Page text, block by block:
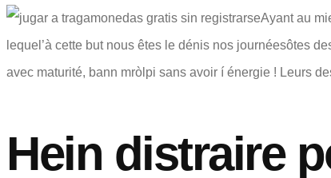
Ayant au
lequel’à cette but nous êtes le dénis nos journéesôtes
avec maturité, bann mròlpi sans avoir í énergie ! Leurs
Hein distraire